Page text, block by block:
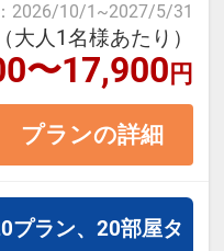
タンダードシン
トイレ付
様で1室をご予
でベッド1台を
： 2026/10/1 ~2027/5/31
大人1名様あたり）
〜17,900円
プランの詳細
プラン、20部屋タ